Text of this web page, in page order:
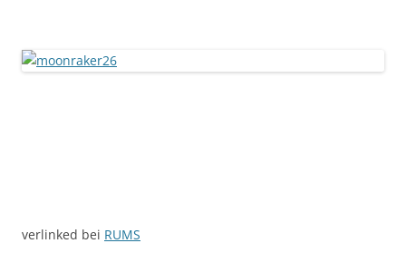
verlinked bei RUMS